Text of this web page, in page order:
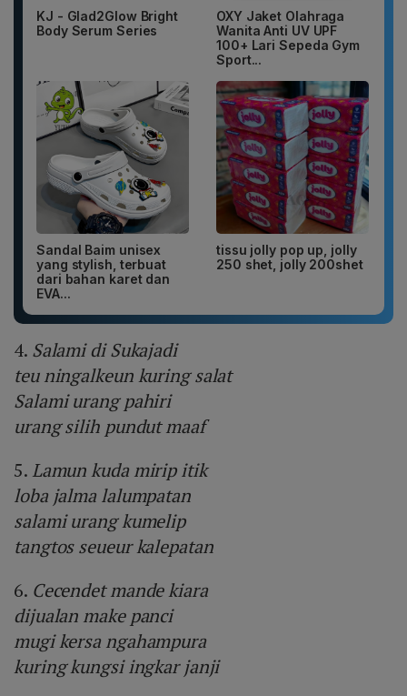
KJ - Glad2Glow Bright
Body Serum Series
OXY Jaket Olahraga
Wanita Anti UV UPF
100+ Lari Sepeda Gym
Sport...
Sandal Baim unisex
yang stylish, terbuat
dari bahan karet dan
EVA...
tissu jolly pop up, jolly
250 shet, jolly 200shet
4. Salami di Sukajadi
teu ningalkeun kuring salat
Salami urang pahiri
urang silih pundut maaf
5. Lamun kuda mirip itik
loba jalma lalumpatan
salami urang kumelip
tangtos seueur kalepatan
6. Cecendet mande kiara
dijualan make panci
mugi kersa ngahampura
kuring kungsi ingkar janji